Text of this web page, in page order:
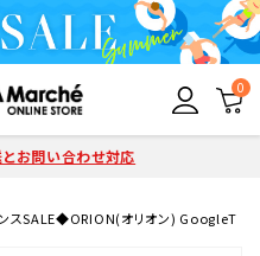
0
お問い合わせ対応
スSALE◆ORION(オリオン) GoogleTV搭